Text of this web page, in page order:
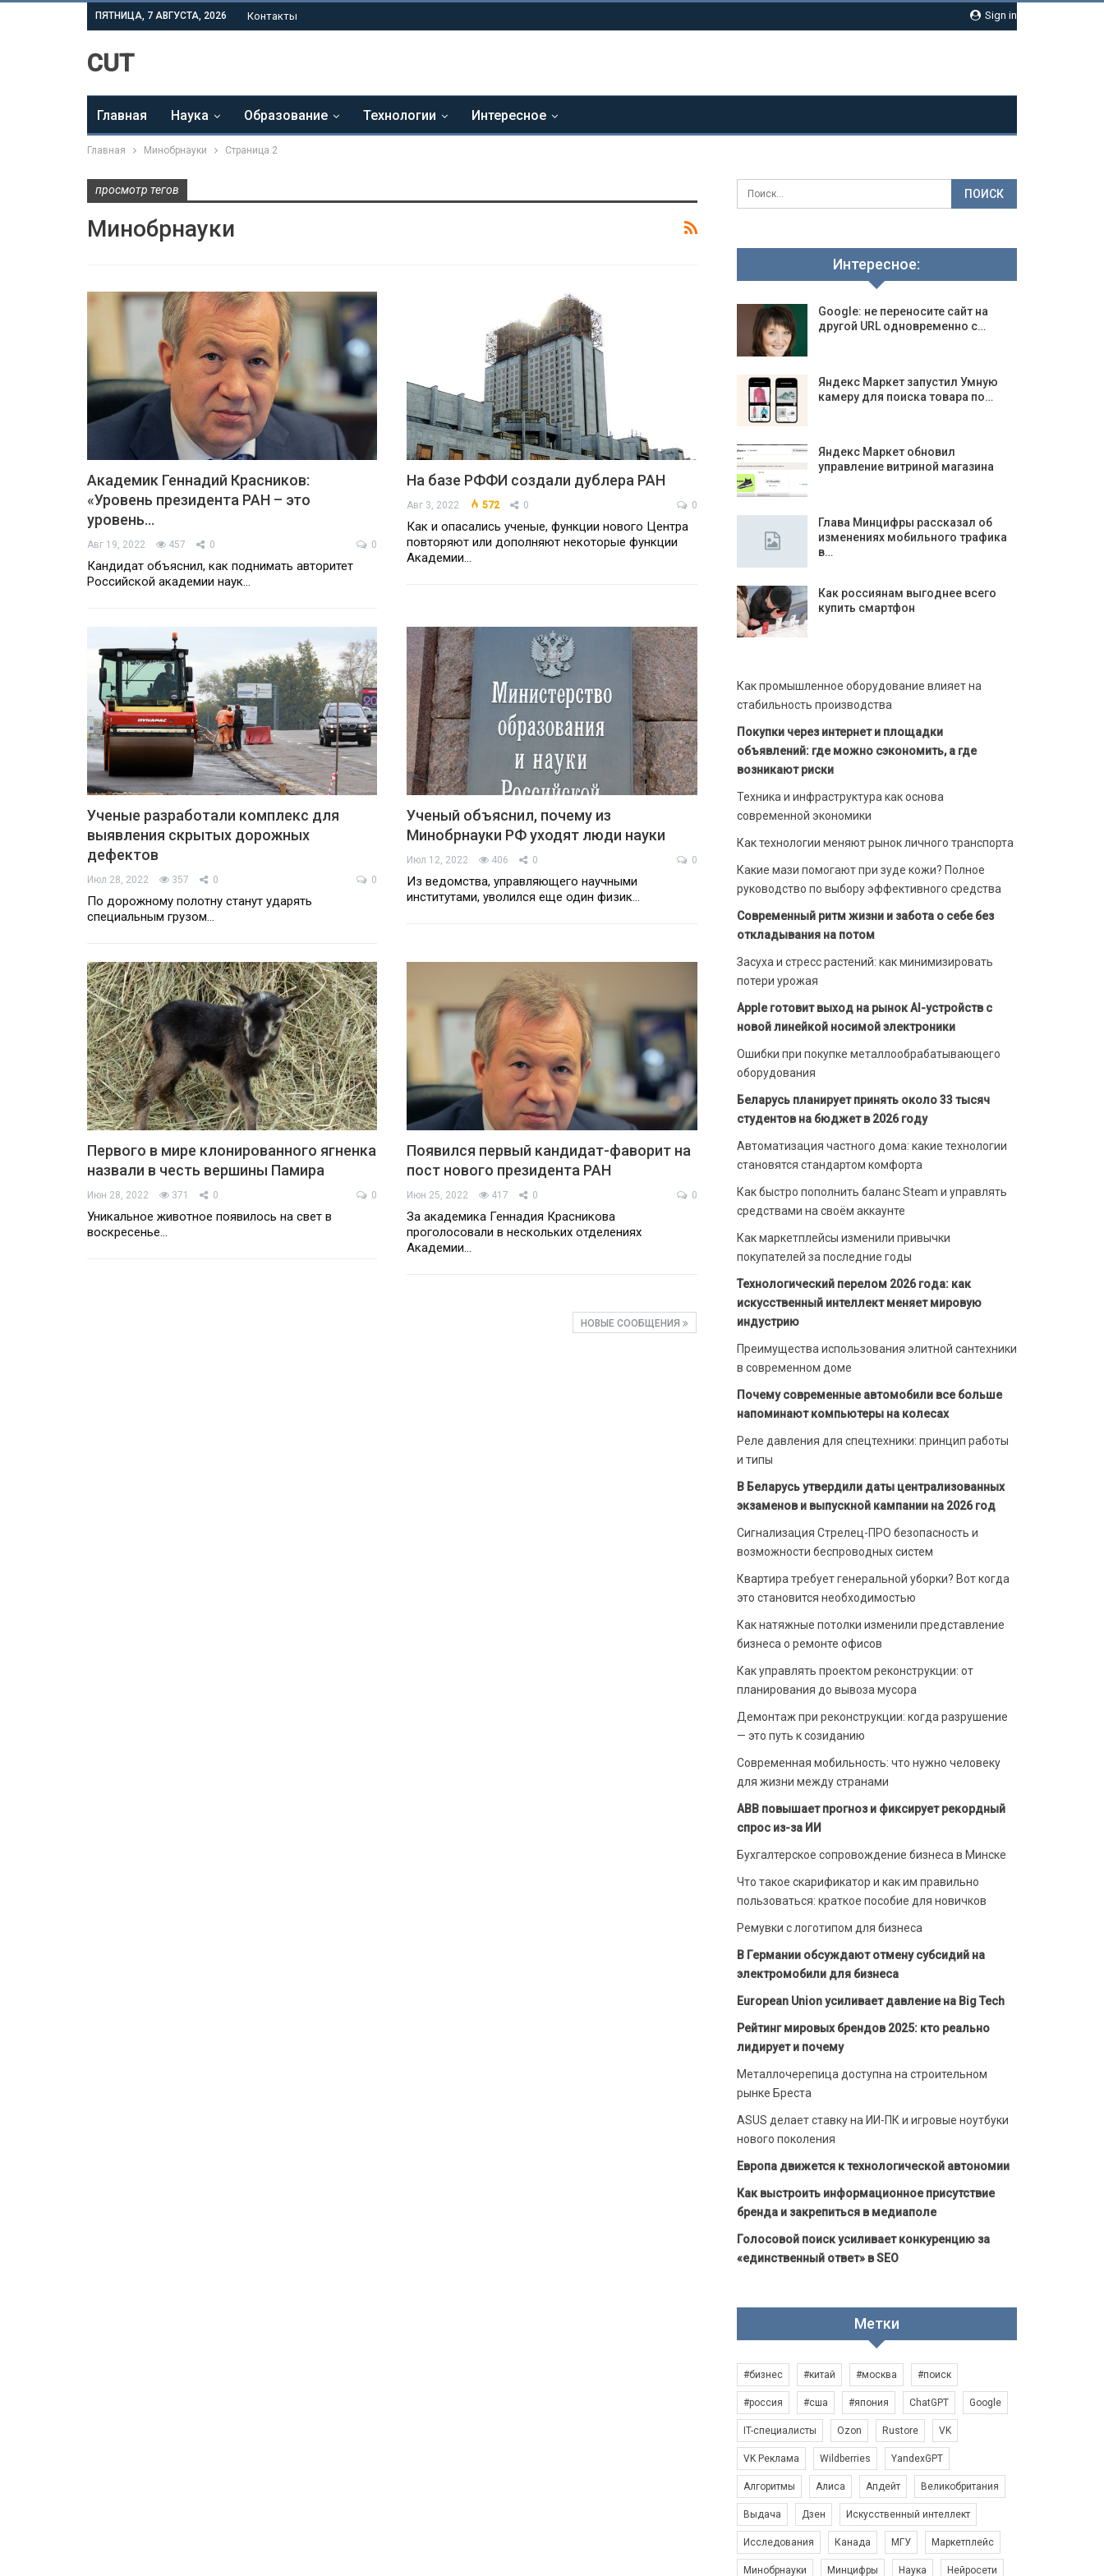
Sign in
ПЯТНИЦА, 7 АВГУСТА, 2026 Контакты
CUT
Главная Наука Образование Технологии Интересное
Главная Минобрнауки Страница 2
просмотр тегов
Минобрнауки
Академик Геннадий Красников:
«Уровень президента РАН – это
уровень…
Авг 19, 2022 457 0 0
Кандидат объяснил, как поднимать авторитет
Российской академии наук…
На базе РФФИ создали дублера РАН
Авг 3, 2022 572 0 0
Как и опасались ученые, функции нового Центра
повторяют или дополняют некоторые функции
Академии…
Ученые разработали комплекс для
выявления скрытых дорожных
дефектов
Июл 28, 2022 357 0 0
По дорожному полотну станут ударять
специальным грузом…
Ученый объяснил, почему из
Минобрнауки РФ уходят люди науки
Июл 12, 2022 406 0 0
Из ведомства, управляющего научными
институтами, уволился еще один физик…
Первого в мире клонированного ягненка
назвали в честь вершины Памира
Июн 28, 2022 371 0 0
Уникальное животное появилось на свет в
воскресенье…
Появился первый кандидат-фаворит на
пост нового президента РАН
Июн 25, 2022 417 0 0
За академика Геннадия Красникова
проголосовали в нескольких отделениях
Академии…
НОВЫЕ СООБЩЕНИЯ
Интересное:
Google: не переносите сайт на
другой URL одновременно с…
Яндекс Маркет запустил Умную
камеру для поиска товара по…
Яндекс Маркет обновил
управление витриной магазина
Глава Минцифры рассказал об
изменениях мобильного трафика
в…
Как россиянам выгоднее всего
купить смартфон
Как промышленное оборудование влияет на
стабильность производства
Покупки через интернет и площадки
объявлений: где можно сэкономить, а где
возникают риски
Техника и инфраструктура как основа
современной экономики
Как технологии меняют рынок личного транспорта
Какие мази помогают при зуде кожи? Полное
руководство по выбору эффективного средства
Современный ритм жизни и забота о себе без
откладывания на потом
Засуха и стресс растений: как минимизировать
потери урожая
Apple готовит выход на рынок AI-устройств с
новой линейкой носимой электроники
Ошибки при покупке металлообрабатывающего
оборудования
Беларусь планирует принять около 33 тысяч
студентов на бюджет в 2026 году
Автоматизация частного дома: какие технологии
становятся стандартом комфорта
Как быстро пополнить баланс Steam и управлять
средствами на своём аккаунте
Как маркетплейсы изменили привычки
покупателей за последние годы
Технологический перелом 2026 года: как
искусственный интеллект меняет мировую
индустрию
Преимущества использования элитной сантехники
в современном доме
Почему современные автомобили все больше
напоминают компьютеры на колесах
Реле давления для спецтехники: принцип работы
и типы
В Беларусь утвердили даты централизованных
экзаменов и выпускной кампании на 2026 год
Сигнализация Стрелец-ПРО безопасность и
возможности беспроводных систем
Квартира требует генеральной уборки? Вот когда
это становится необходимостью
Как натяжные потолки изменили представление
бизнеса о ремонте офисов
Как управлять проектом реконструкции: от
планирования до вывоза мусора
Демонтаж при реконструкции: когда разрушение
— это путь к созиданию
Современная мобильность: что нужно человеку
для жизни между странами
ABB повышает прогноз и фиксирует рекордный
спрос из-за ИИ
Бухгалтерское сопровождение бизнеса в Минске
Что такое скарификатор и как им правильно
пользоваться: краткое пособие для новичков
Ремувки с логотипом для бизнеса
В Германии обсуждают отмену субсидий на
электромобили для бизнеса
European Union усиливает давление на Big Tech
Рейтинг мировых брендов 2025: кто реально
лидирует и почему
Металлочерепица доступна на строительном
рынке Бреста
ASUS делает ставку на ИИ-ПК и игровые ноутбуки
нового поколения
Европа движется к технологической автономии
Как выстроить информационное присутствие
бренда и закрепиться в медиаполе
Голосовой поиск усиливает конкуренцию за
«единственный ответ» в SEO
Метки
#бизнес #китай #москва #поиск
#россия #сша #япония ChatGPT Google
IT-специалисты Ozon Rustore VK
VK Реклама Wildberries YandexGPT
Алгоритмы Алиса Апдейт Великобритания
Выдача Дзен Искусственный интеллект
Исследования Канада МГУ Маркетплейс
Минобрнауки Минцифры Наука Нейросети